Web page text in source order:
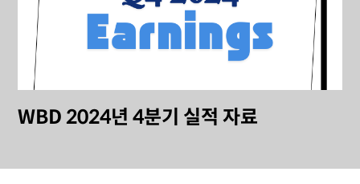
WBD 2024년 4분기 실적 자료